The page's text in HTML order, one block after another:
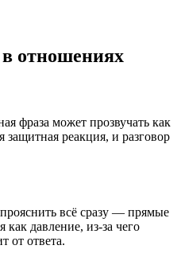
отношениях
фраза может прозвучать как
реакция, и разговор
всё сразу — прямые
давление, из-за чего
от ответа.